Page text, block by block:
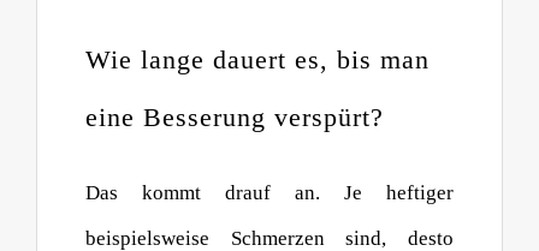
Wie lange dauert es, bis man
eine Besserung verspürt?
Das kommt drauf an. Je heftiger
beispielsweise Schmerzen sind, desto